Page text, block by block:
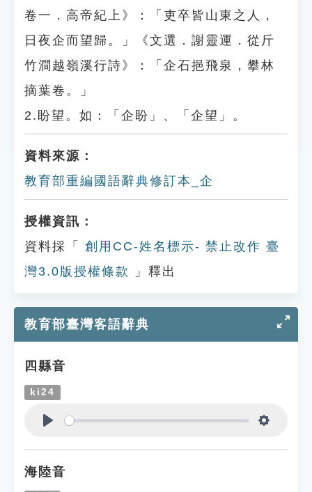
卷一．高帝紀上》：「吏卒皆山東之人，
日夜企而望歸。」《文選．謝靈運．從斤
竹澗越嶺溪行詩》：「企石挹飛泉，攀林
摘葉卷。」
2.盼望。如：「企盼」、「企望」。
資料來源：
教育部重編國語辭典修訂本_企
授權資訊：
資料採「
創用CC-姓名標示- 禁止改作 臺
灣3.0版授權條款
」釋出
教育部臺灣客語辭典
四縣音
ki24
海陸音